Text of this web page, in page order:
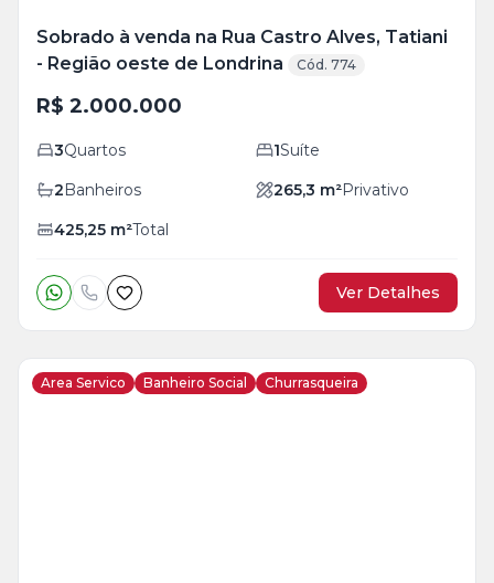
Sobrado à venda na Rua Castro Alves, Tatiani
- Região oeste de Londrina
Cód. 774
R$ 2.000.000
3Quartos 1Suíte
2Banheiros 265,3 m²Privativo
425,25 m²Total
Ver Detalhes
Area Servico Banheiro Social Churrasqueira